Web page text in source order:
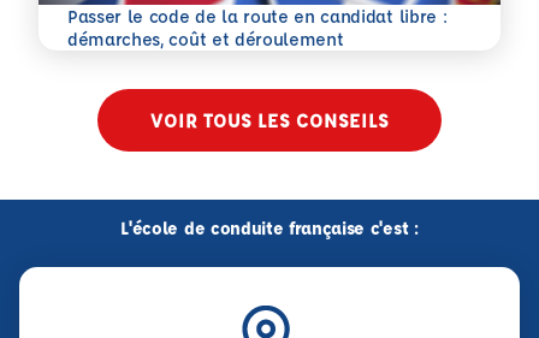
Passer le code de la route en candidat libre :
démarches, coût et déroulement
En savoir plus
VOIR TOUS LES CONSEILS
L'école de conduite française c'est :